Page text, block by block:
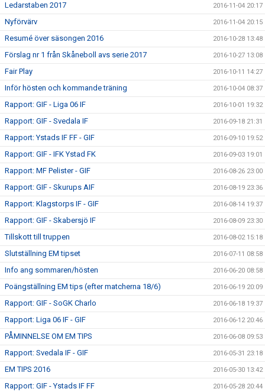
Ledarstaben 2017 2016-11-04 20:17
Nyförvärv 2016-11-04 20:15
Resumé över säsongen 2016 2016-10-28 13:48
Förslag nr 1 från Skåneboll avs serie 2017 2016-10-27 13:08
Fair Play 2016-10-11 14:27
Inför hösten och kommande träning 2016-10-04 08:37
Rapport: GIF - Liga 06 IF 2016-10-01 19:32
Rapport: GIF - Svedala IF 2016-09-18 21:31
Rapport: Ystads IF FF - GIF 2016-09-10 19:52
Rapport: GIF - IFK Ystad FK 2016-09-03 19:01
Rapport: MF Pelister - GIF 2016-08-26 23:00
Rapport: GIF - Skurups AIF 2016-08-19 23:36
Rapport: Klagstorps IF - GIF 2016-08-14 19:37
Rapport: GIF - Skabersjö IF 2016-08-09 23:30
Tillskott till truppen 2016-08-02 15:18
Slutställning EM tipset 2016-07-11 08:58
Info ang sommaren/hösten 2016-06-20 08:58
Poängställning EM tips (efter matcherna 18/6) 2016-06-19 20:09
Rapport: GIF - SoGK Charlo 2016-06-18 19:37
Rapport: Liga 06 IF - GIF 2016-06-12 20:46
PÅMINNELSE OM EM TIPS 2016-06-08 09:53
Rapport: Svedala IF - GIF 2016-05-31 23:18
EM TIPS 2016 2016-05-30 13:42
Rapport: GIF - Ystads IF FF 2016-05-28 20:44